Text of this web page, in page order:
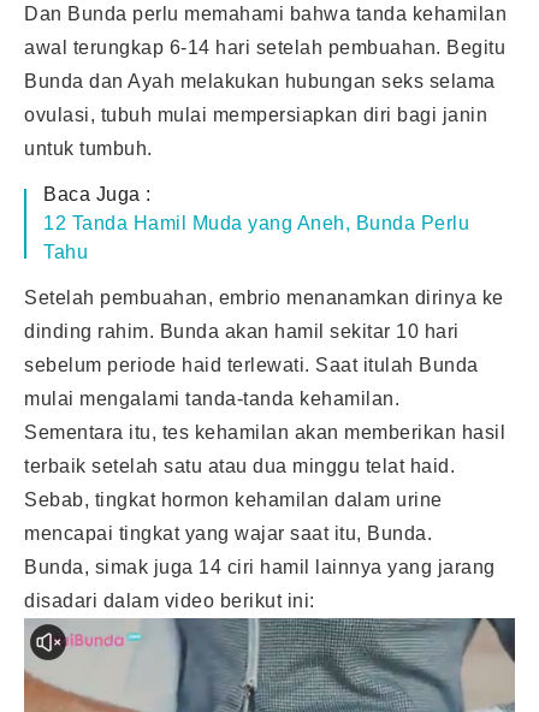
Dan Bunda perlu memahami bahwa tanda kehamilan
awal terungkap 6-14 hari setelah pembuahan. Begitu
Bunda dan Ayah melakukan hubungan seks selama
ovulasi, tubuh mulai mempersiapkan diri bagi janin
untuk tumbuh.
Baca Juga :
12 Tanda Hamil Muda yang Aneh, Bunda Perlu
Tahu
Setelah pembuahan, embrio menanamkan dirinya ke
dinding rahim. Bunda akan hamil sekitar 10 hari
sebelum periode haid terlewati. Saat itulah Bunda
mulai mengalami tanda-tanda kehamilan.
Sementara itu, tes kehamilan akan memberikan hasil
terbaik setelah satu atau dua minggu telat haid.
Sebab, tingkat hormon kehamilan dalam urine
mencapai tingkat yang wajar saat itu, Bunda.
Bunda, simak juga 14 ciri hamil lainnya yang jarang
disadari dalam video berikut ini: